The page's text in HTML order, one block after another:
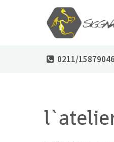
0211/15879046